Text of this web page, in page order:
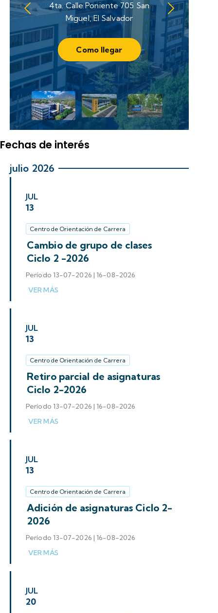
4ta. Calle Poniente 705 San
Miguel, El Salvador
Como llegar
Fechas de interés
julio 2026
JUL
13
Centro de Orientación de Carrera
Cambio de grupo de clases
Ciclo 2 -2026
Período 13-07-2026 | 16-08-2026
JUL
13
Centro de Orientación de Carrera
Retiro parcial de asignaturas
Ciclo 2-2026
Período 13-07-2026 | 16-08-2026
JUL
13
Centro de Orientación de Carrera
Adición de asignaturas Ciclo 2-
2026
Período 13-07-2026 | 16-08-2026
JUL
20